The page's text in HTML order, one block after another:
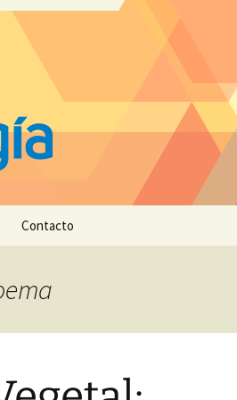
Contacto